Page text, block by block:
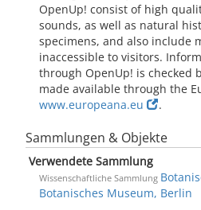
OpenUp! consist of high
sounds, as well as natural
specimens, and also include
inaccessible to visitors.
through OpenUp! is checked
made available through the
www.europeana.eu
.
Sammlungen & Objekte
Verwendete Sammlung
Wissenschaftliche Sammlung
Botanisches Museum, Berlin